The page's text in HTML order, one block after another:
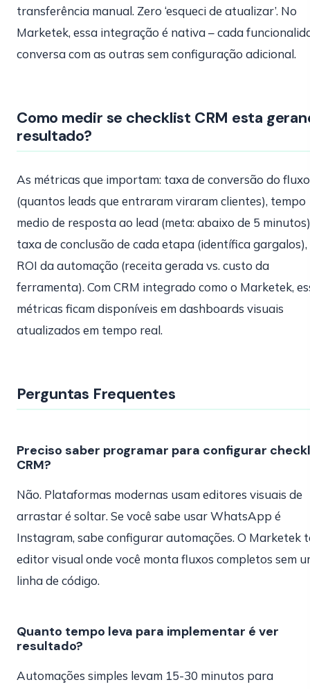
transferência manual. Zero ‘esqueci de atualizar’. No
Marketek, essa integração é nativa – cada
conversa com as outras sem configuração adicional.
Como medir se checklist CRM esta
resultado?
As métricas que importam: taxa de conversão do fluxo
(quantos leads que entraram viraram clientes), tempo
medio de resposta ao lead (meta: abaixo de 5
taxa de conclusão de cada etapa (identífica gargalos),
ROI da automação (receita gerada vs. custo da
ferramenta). Com CRM integrado como o Marketek,
métricas ficam disponíveis em dashboards visuais
atualizados em tempo real.
Perguntas Frequentes
Preciso saber programar para configurar
CRM?
Não. Plataformas modernas usam editores visuais de
arrastar é soltar. Se você sabe usar WhatsApp é
Instagram, sabe configurar automações. O Marketek
editor visual onde você monta fluxos completos sem
linha de código.
Quanto tempo leva para implementar é ver
resultado?
Automações simples levam 15-30 minutos para